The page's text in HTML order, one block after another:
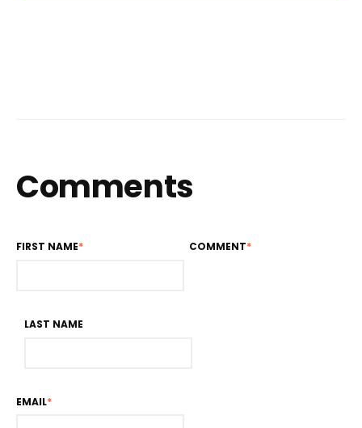
Comments
FIRST NAME*
LAST NAME
EMAIL*
COMMENT*